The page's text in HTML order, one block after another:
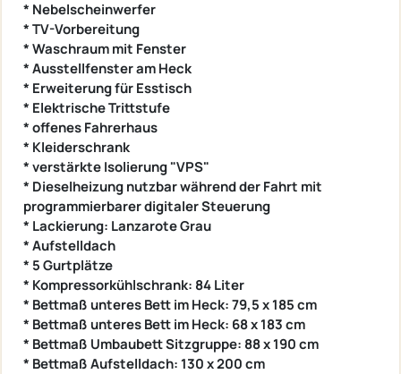
* Nebelscheinwerfer
* TV-Vorbereitung
* Waschraum mit Fenster
* Ausstellfenster am Heck
* Erweiterung für Esstisch
* Elektrische Trittstufe
* offenes Fahrerhaus
* Kleiderschrank
* verstärkte Isolierung "VPS"
* Dieselheizung nutzbar während der Fahrt mit
programmierbarer digitaler Steuerung
* Lackierung: Lanzarote Grau
* Aufstelldach
* 5 Gurtplätze
* Kompressorkühlschrank: 84 Liter
* Bettmaß unteres Bett im Heck: 79,5 x 185 cm
* Bettmaß unteres Bett im Heck: 68 x 183 cm
* Bettmaß Umbaubett Sitzgruppe: 88 x 190 cm
* Bettmaß Aufstelldach: 130 x 200 cm